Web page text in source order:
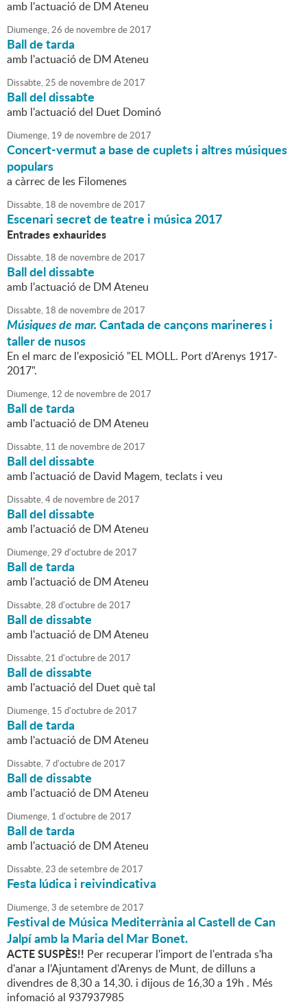
amb l'actuació de DM Ateneu
Diumenge,26 de novembrede2017
Ball de tarda
amb l'actuació de DM Ateneu
Dissabte,25 de novembrede2017
Ball del dissabte
amb l'actuació del Duet Dominó
Diumenge, 19 de novembrede2017
Concert-vermut a base de cuplets i altres músiques
populars
a càrrec de les Filomenes
Dissabte, 18 de novembrede2017
Escenari secret de teatre i música 2017
Entrades exhaurides
Dissabte, 18 de novembrede2017
Ball del dissabte
amb l'actuació de DM Ateneu
Dissabte, 18 de novembrede2017
Músiques de mar.Cantada de cançons marineres i
taller de nusos
En el marc de l'exposició "EL MOLL. Port d'Arenys 1917-
2017".
Diumenge, 12 de novembrede2017
Ball de tarda
amb l'actuació de DM Ateneu
Dissabte, 11 de novembrede2017
Ball del dissabte
amb l'actuació de David Magem, teclats i veu
Dissabte,4de novembrede2017
Ball del dissabte
amb l'actuació de DM Ateneu
Diumenge,29 d'octubrede2017
Ball de tarda
amb l'actuació de DM Ateneu
Dissabte,28 d'octubrede2017
Ball de dissabte
amb l'actuació de DM Ateneu
Dissabte,21 d'octubrede2017
Ball de dissabte
amb l'actuació del Duet què tal
Diumenge, 15 d'octubrede2017
Ball de tarda
amb l'actuació de DM Ateneu
Dissabte,7 d'octubrede2017
Ball de dissabte
amb l'actuació de DM Ateneu
Diumenge, 1 d'octubrede2017
Ball de tarda
amb l'actuació de DM Ateneu
Dissabte,23 desetembrede2017
Festa lúdica i reivindicativa
Diumenge,3 desetembrede2017
Festival de Música Mediterrània al Castell de Can
Jalpí amb la Maria del Mar Bonet.
ACTE SUSPÈS!! Per recuperar l'import de l'entrada s'ha
d'anar a l'Ajuntament d'Arenys de Munt, de dilluns a
divendres de 8,30 a 14,30. i dijous de 16,30 a 19h . Més
infomació al 937937985